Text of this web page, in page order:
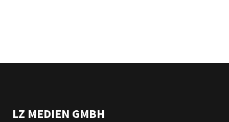
LZ MEDIEN GMBH